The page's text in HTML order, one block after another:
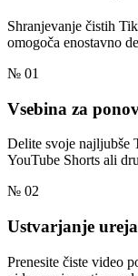
Shranjevanje čistih
omogoča enostavno
№ 01
Vsebina za
Delite svoje najljubše
YouTube Shorts ali
№ 02
Ustvarjanje
Prenesite čiste video